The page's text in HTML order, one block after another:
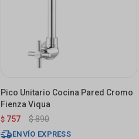
Pico Unitario Cocina Pared Cromo
Fienza Viqua
$ 757 $890
ENVÍO EXPRESS